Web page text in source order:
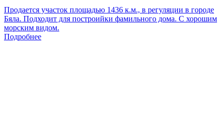
Продается участок площадью 1436 к.м., в регуляции в городе
Бяла. Подходит для построийки фамильного дома. С хорошим
морским видом.
Подробнее